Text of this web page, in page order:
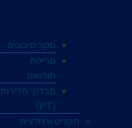
סקר סיכונים
סריקת
חולשות
מבדקי חדירות
(PT)
תקנים ורגולציה